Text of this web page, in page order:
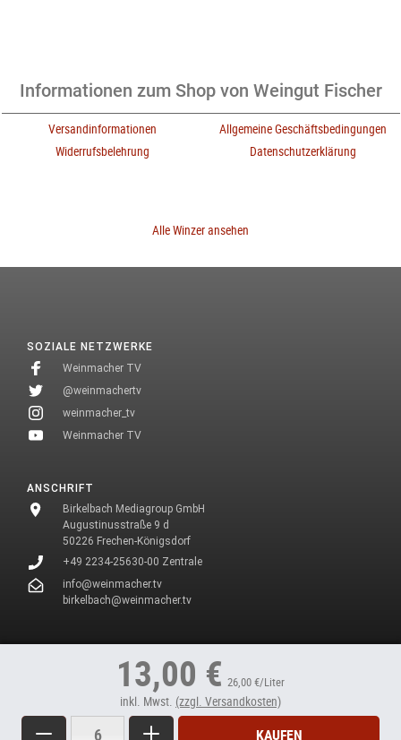
13,00 € 26,00 €/Liter
inkl. Mwst. (zzgl. Versandkosten)
Weniger KAUFEN
Informationen zum Shop von Weingut Fischer
Versandinformationen
Allgemeine Geschäftsbedingungen
Widerrufsbelehrung
Datenschutzerklärung
Alle Winzer ansehen
ANSCHRIFT
Birkelbach Mediagroup GmbH
Augustinusstraße 9 d
50226 Frechen-Königsdorf
+49 2234-25630-00 Zentrale
info@weinmacher.tv
birkelbach@weinmacher.tv
Personenbezeichnungen die männliche Form.
SOZIALE NETZWERKE
Weinmacher TV
@weinmachertv
weinmacher_tv
Weinmacher TV